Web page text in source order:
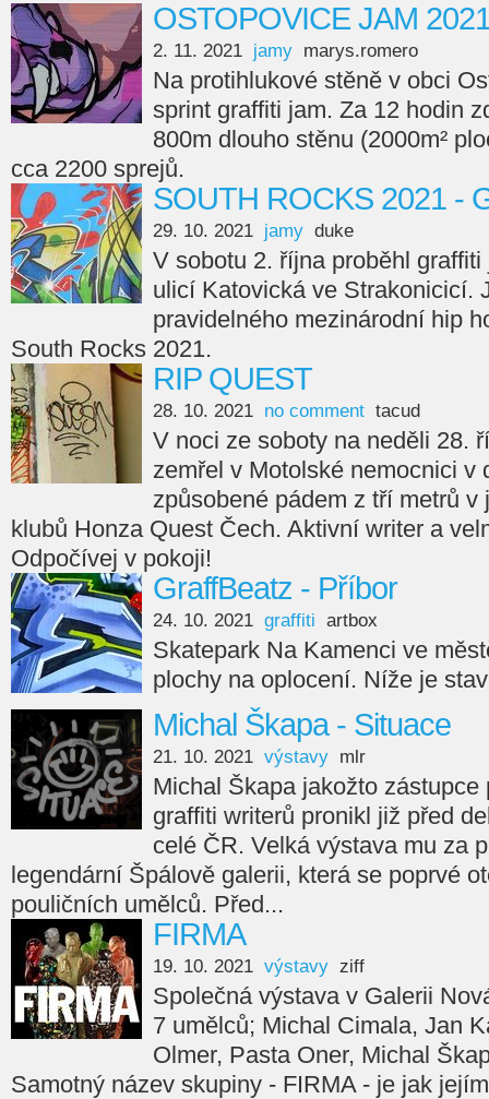
OSTOPOVICE JAM
2. 11. 2021 jamy marys.romero
Na protihlukové stěně v obci
sprint graffiti jam. Za 12 hodin
800m dlouho stěnu (2000m²
cca 2200 sprejů.
SOUTH ROCKS 2021 -
29. 10. 2021 jamy duke
V sobotu 2. října proběhl
ulicí Katovická ve Strakonicicí.
pravidelného mezinárodní hip
South Rocks 2021.
RIP QUEST
28. 10. 2021 no comment tacud
V noci ze soboty na neděli 28.
zemřel v Motolské nemocnici v
způsobené pádem z tří metrů v
klubů Honza Quest Čech. Aktivní writer a
Odpočívej v pokoji!
GraffBeatz - Příbor
24. 10. 2021 graffiti artbox
Skatepark Na Kamenci ve
plochy na oplocení. Níže je
Michal Škapa - Situace
21. 10. 2021 výstavy mlr
Michal Škapa jakožto
graffiti writerů pronikl již před
celé ČR. Velká výstava mu za
legendární Špálově galerii, která se poprvé
pouličních umělců. Před...
FIRMA
19. 10. 2021 výstavy ziff
Společná výstava v Galerii
7 umělců; Michal Cimala, Jan
Olmer, Pasta Oner, Michal
Samotný název skupiny - FIRMA - je jak